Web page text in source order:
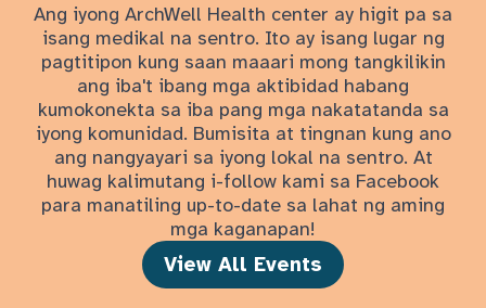
Ang iyong ArchWell Health center ay higit pa sa
isang medikal na sentro. Ito ay isang lugar ng
pagtitipon kung saan maaari mong tangkilikin
ang iba't ibang mga aktibidad habang
kumokonekta sa iba pang mga nakatatanda sa
iyong komunidad. Bumisita at tingnan kung ano
ang nangyayari sa iyong lokal na sentro. At
huwag kalimutang i-follow kami sa Facebook
para manatiling up-to-date sa lahat ng aming
mga kaganapan!
View All Events